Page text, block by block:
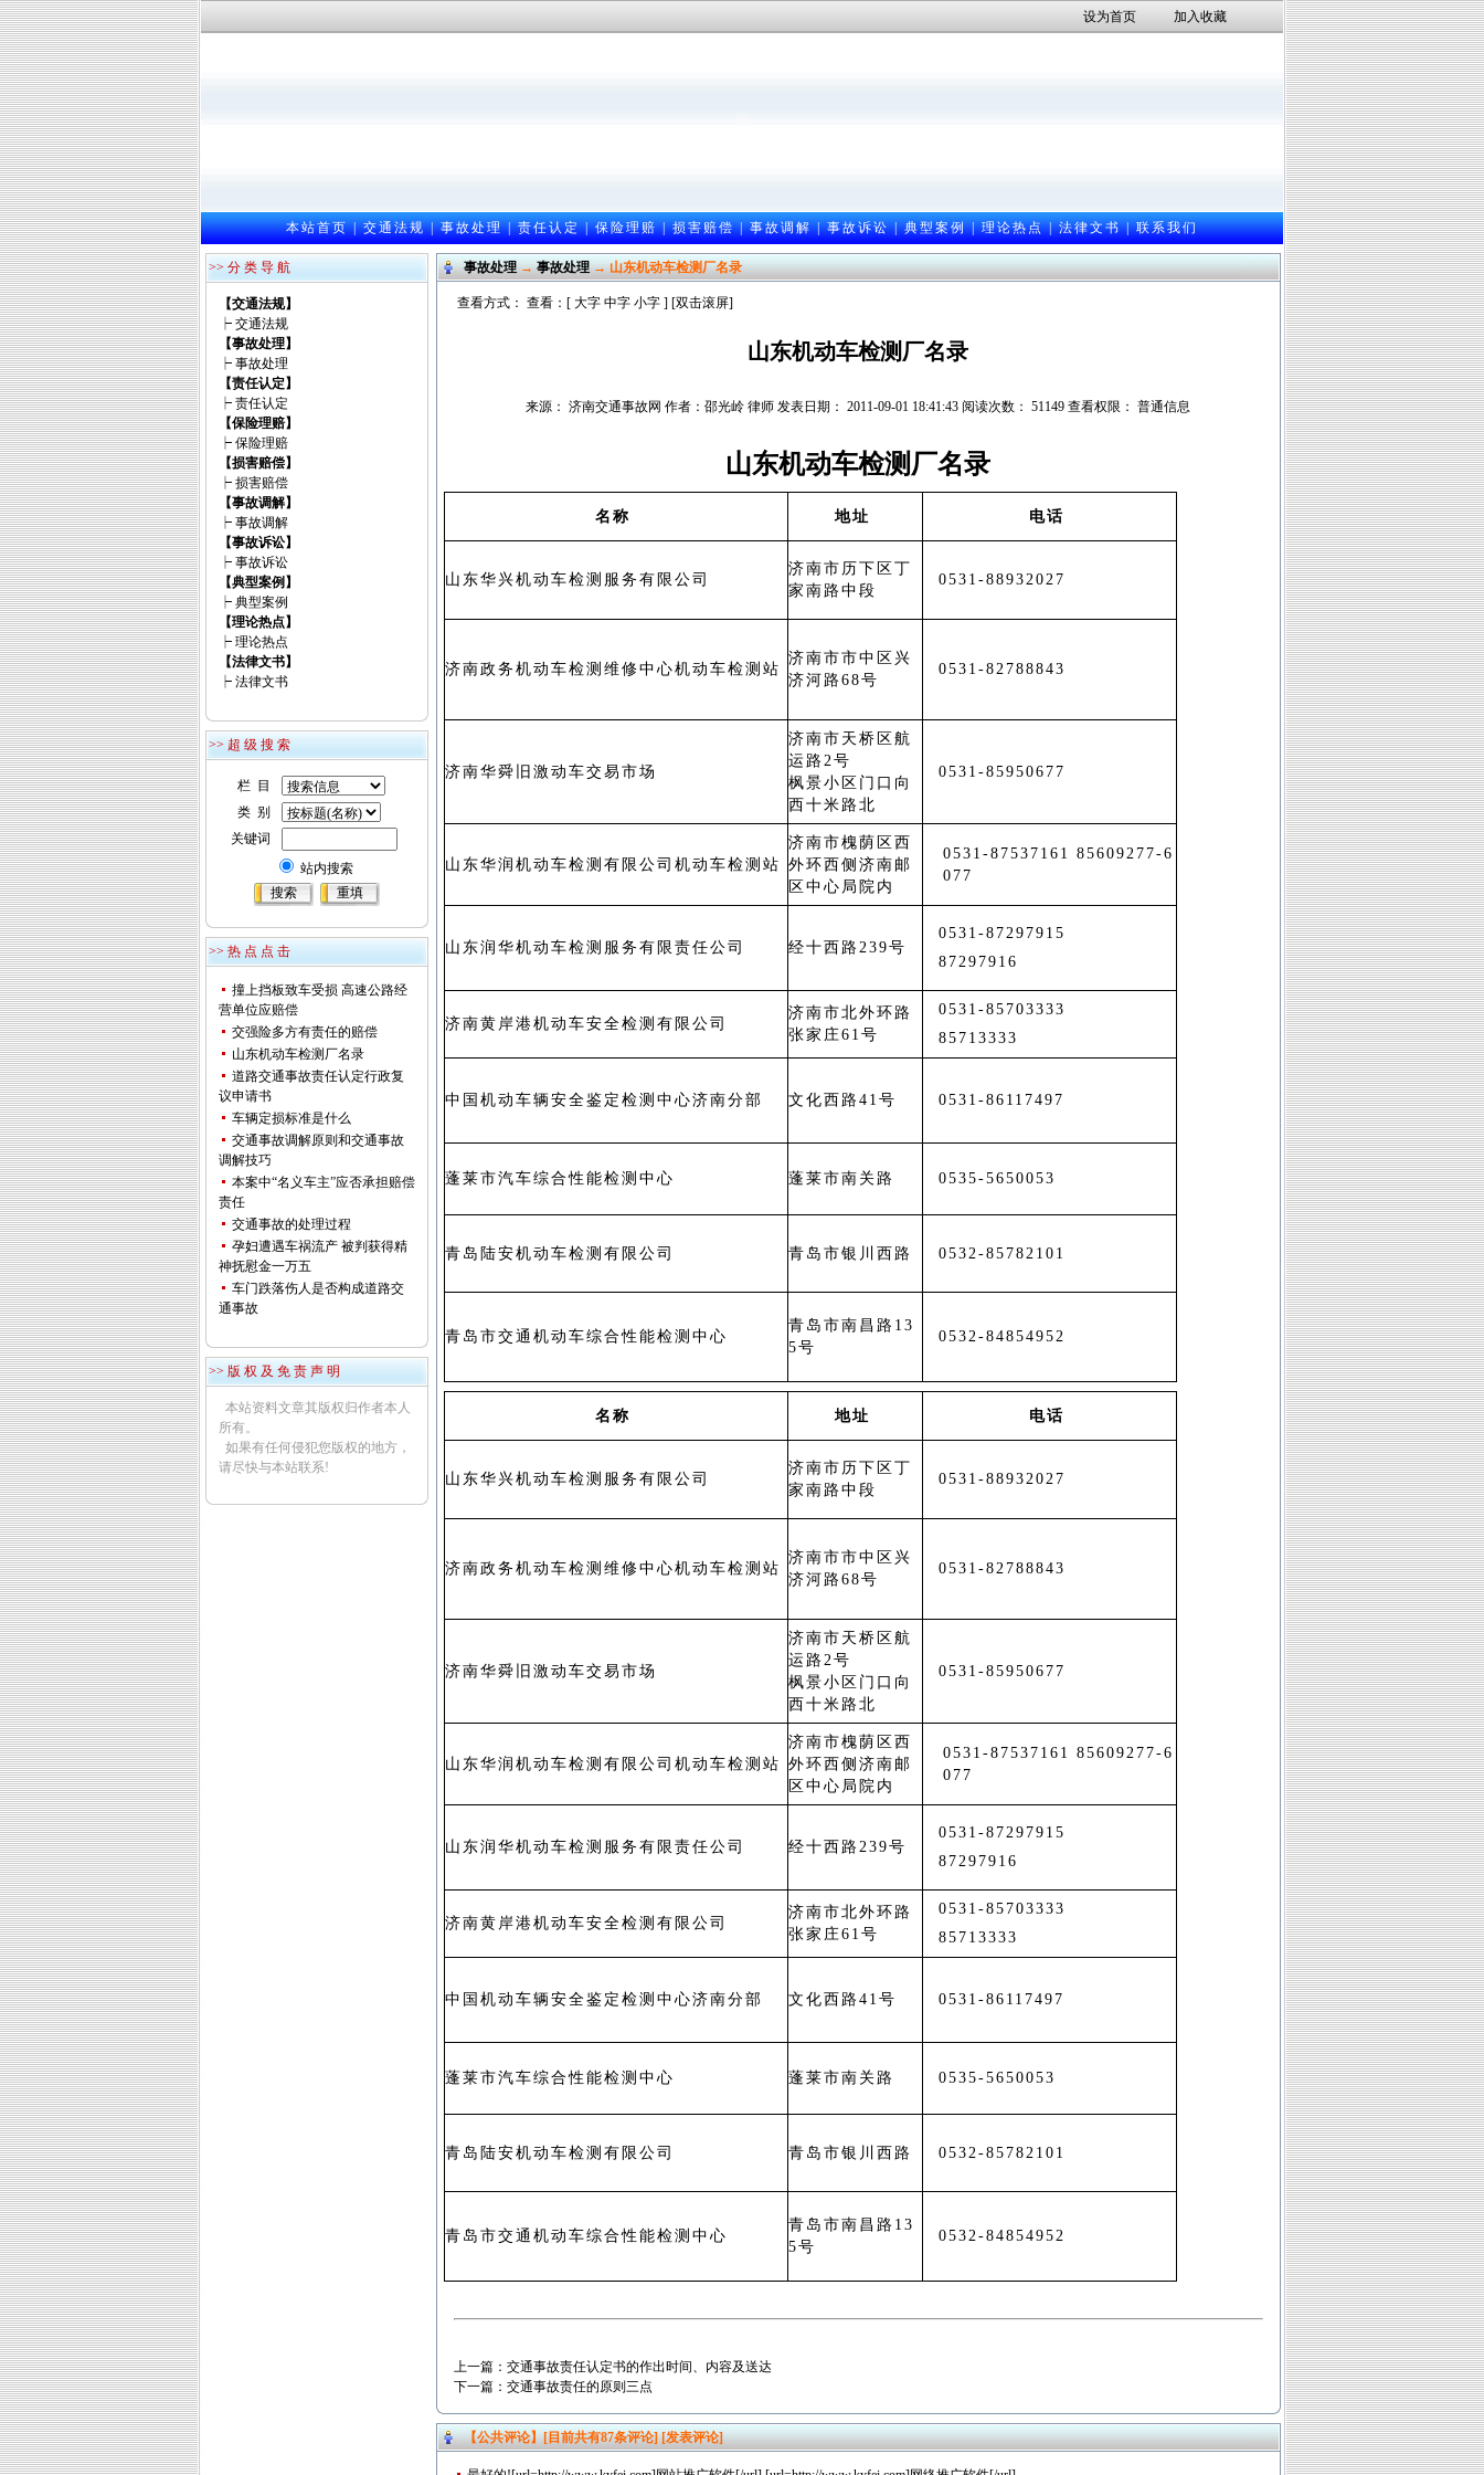
设为首页 加入收藏
本站首页|交通法规|事故处理|责任认定|保险理赔|损害赔偿|事故调解|事故诉讼|典型案例|理论热点|法律文书|联系我们
>> 分 类 导 航
【交通法规】
┝ 交通法规
【事故处理】
┝ 事故处理
【责任认定】
┝ 责任认定
【保险理赔】
┝ 保险理赔
【损害赔偿】
┝ 损害赔偿
【事故调解】
┝ 事故调解
【事故诉讼】
┝ 事故诉讼
【典型案例】
┝ 典型案例
【理论热点】
┝ 理论热点
【法律文书】
┝ 法律文书
>> 超 级 搜 索
栏 目
类 别
关键词
站内搜索
>> 热 点 点 击
撞上挡板致车受损 高速公路经
营单位应赔偿
交强险多方有责任的赔偿
山东机动车检测厂名录
道路交通事故责任认定行政复
议申请书
车辆定损标准是什么
交通事故调解原则和交通事故
调解技巧
本案中“名义车主”应否承担赔偿
责任
交通事故的处理过程
孕妇遭遇车祸流产 被判获得精
神抚慰金一万五
车门跌落伤人是否构成道路交
通事故
>> 版 权 及 免 责 声 明
本站资料文章其版权归作者本人
所有。
如果有任何侵犯您版权的地方，
请尽快与本站联系!
事故处理→事故处理→ 山东机动车检测厂名录
查看方式： 查看：[ 大字 中字 小字] [双击滚屏]
山东机动车检测厂名录
来源： 济南交通事故网 作者：邵光岭 律师 发表日期： 2011-09-01 18:41:43 阅读次数： 51149 查看权限： 普通信息
山东机动车检测厂名录
名称 地址 电话
山东华兴机动车检测服务有限公司
济南市历下区丁
家南路中段
0531-88932027
济南政务机动车检测维修中心机动车检测站
济南市市中区兴
济河路68号
0531-82788843
济南华舜旧激动车交易市场
济南市天桥区航
运路2号
枫景小区门口向
西十米路北
0531-85950677
山东华润机动车检测有限公司机动车检测站
济南市槐荫区西
外环西侧济南邮
区中心局院内
0531-87537161 85609277-6
077
山东润华机动车检测服务有限责任公司 经十西路239号
0531-87297915
87297916
济南黄岸港机动车安全检测有限公司
济南市北外环路
张家庄61号
0531-85703333
85713333
中国机动车辆安全鉴定检测中心济南分部 文化西路41号 0531-86117497
蓬莱市汽车综合性能检测中心 蓬莱市南关路 0535-5650053
青岛陆安机动车检测有限公司 青岛市银川西路 0532-85782101
青岛市交通机动车综合性能检测中心
青岛市南昌路13
5号
0532-84854952
名称 地址 电话
山东华兴机动车检测服务有限公司
济南市历下区丁
家南路中段
0531-88932027
济南政务机动车检测维修中心机动车检测站
济南市市中区兴
济河路68号
0531-82788843
济南华舜旧激动车交易市场
济南市天桥区航
运路2号
枫景小区门口向
西十米路北
0531-85950677
山东华润机动车检测有限公司机动车检测站
济南市槐荫区西
外环西侧济南邮
区中心局院内
0531-87537161 85609277-6
077
山东润华机动车检测服务有限责任公司 经十西路239号
0531-87297915
87297916
济南黄岸港机动车安全检测有限公司
济南市北外环路
张家庄61号
0531-85703333
85713333
中国机动车辆安全鉴定检测中心济南分部 文化西路41号 0531-86117497
蓬莱市汽车综合性能检测中心 蓬莱市南关路 0535-5650053
青岛陆安机动车检测有限公司 青岛市银川西路 0532-85782101
青岛市交通机动车综合性能检测中心
青岛市南昌路13
5号
0532-84854952
上一篇： 交通事故责任认定书的作出时间、内容及送达
下一篇： 交通事故责任的原则三点
【公共评论】[目前共有87条评论][发表评论]